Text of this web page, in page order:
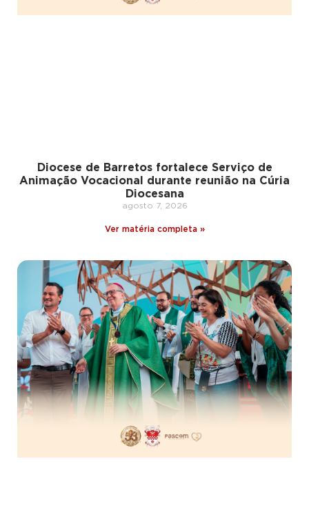
Diocese de Barretos fortalece Serviço de
Animação Vocacional durante reunião na Cúria
Diocesana
agosto 7, 2026
Ver matéria completa »